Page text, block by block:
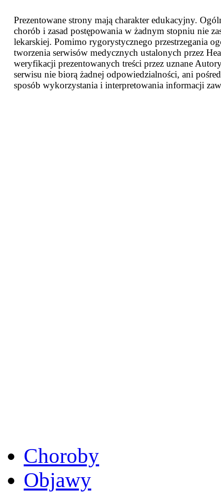
Prezentowane strony mają charakter edukacyjny.
chorób i zasad postępowania w żadnym stopniu nie
lekarskiej. Pomimo rygorystycznego przestrzegania
tworzenia serwisów medycznych ustalonych przez
weryfikacji prezentowanych treści przez uznane
serwisu nie biorą żadnej odpowiedzialności, ani
sposób wykorzystania i interpretowania informacji
Choroby
Objawy